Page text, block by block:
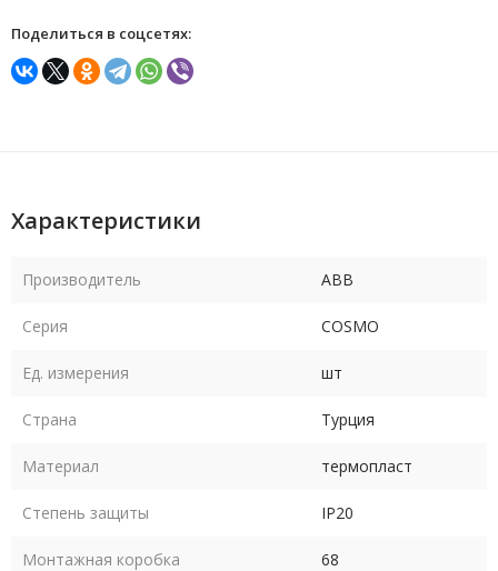
Поделиться в соцсетях:
Характеристики
Производитель ABB
Серия COSMO
Ед. измерения шт
Страна Турция
Материал термопласт
Степень защиты IP20
Монтажная коробка 68